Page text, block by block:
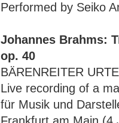
Performed by Seiko
Johannes Brahms:
op. 40
BÄRENREITER
Live recording of a
für Musik und